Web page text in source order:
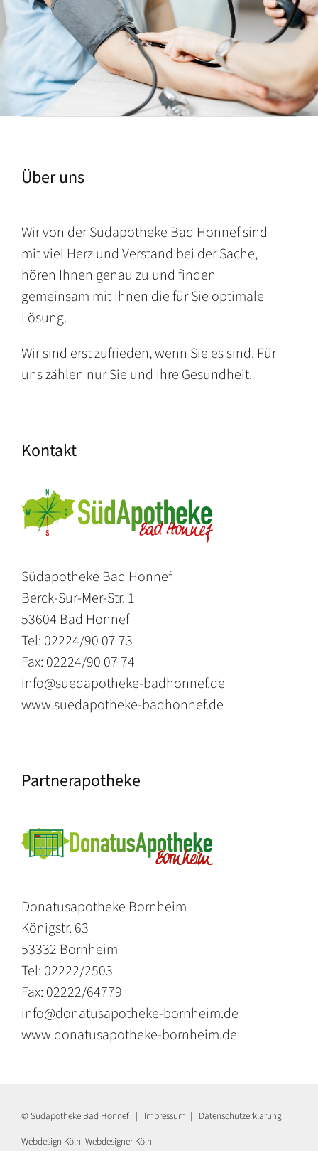
Über uns
Wir von der Südapotheke Bad Honnef sind
mit viel Herz und Verstand bei der Sache,
hören Ihnen genau zu und finden
gemeinsam mit Ihnen die für Sie optimale
Lösung.
Wir sind erst zufrieden, wenn Sie es sind. Für
uns zählen nur Sie und Ihre Gesundheit.
Kontakt
Südapotheke Bad Honnef
Berck-Sur-Mer-Str. 1
53604 Bad Honnef
Tel: 02224/90 07 73
Fax: 02224/90 07 74
info@suedapotheke-badhonnef.de
www.suedapotheke-badhonnef.de
Partnerapotheke
Donatusapotheke Bornheim
Königstr. 63
53332 Bornheim
Tel: 02222/2503
Fax: 02222/64779
info@donatusapotheke-bornheim.de
www.donatusapotheke-bornheim.de
© Südapotheke Bad Honnef | Impressum | Datenschutzerklärung
Webdesign Köln Webdesigner Köln